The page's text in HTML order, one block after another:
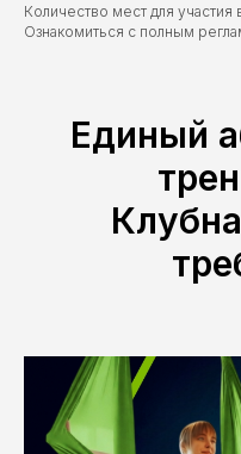
Количество мест для участия
Ознакомиться с полным
Единый